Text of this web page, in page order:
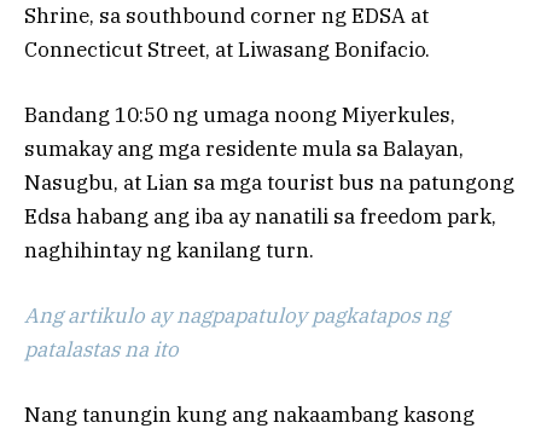
Shrine, sa southbound corner ng EDSA at
Connecticut Street, at Liwasang Bonifacio.
Bandang 10:50 ng umaga noong Miyerkules,
sumakay ang mga residente mula sa Balayan,
Nasugbu, at Lian sa mga tourist bus na patungong
Edsa habang ang iba ay nanatili sa freedom park,
naghihintay ng kanilang turn.
Ang artikulo ay nagpapatuloy pagkatapos ng
patalastas na ito
Nang tanungin kung ang nakaambang kasong